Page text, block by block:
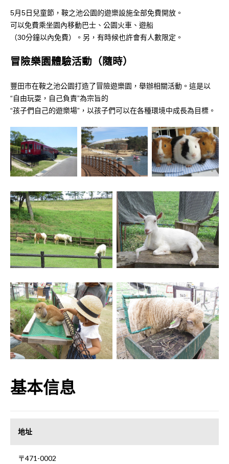
5月5日兒童節，鞍之池公園的遊樂設施全部免費開放。
可以免費乘坐園內移動巴士、公園火車、遊船
（30分鐘以內免費）。另，有時候也許會有人數限定。
冒險樂園體驗活動（隨時）
豐田市在鞍之池公園打造了冒險遊樂園，舉辦相關活動。這是以
“自由玩耍，自己負責”為宗旨的
“孩子們自己的遊樂場”，以孩子們可以在各種環境中成長為目標。
基本信息
地址
〒471-0002